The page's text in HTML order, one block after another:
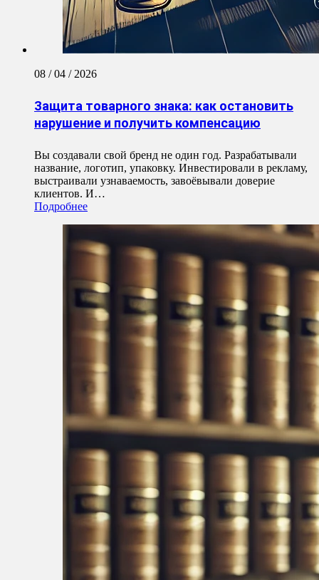
08 / 04 / 2026
Защита товарного знака: как остановить
нарушение и получить компенсацию
Вы создавали свой бренд не один год. Разрабатывали
название, логотип, упаковку. Инвестировали в рекламу,
выстраивали узнаваемость, завоёвывали доверие
клиентов. И…
Подробнее